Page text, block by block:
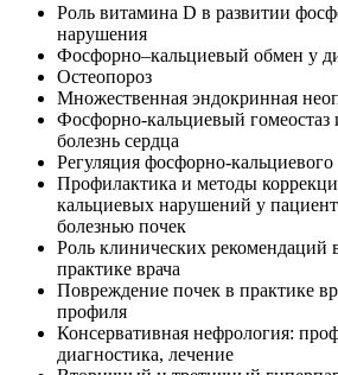
Роль витамина D в развитии
нарушения
Фосфорно–кальциевый обмен у
Остеопороз
Множественная эндокринная
Фосфорно-кальциевый гомеостаз
болезнь сердца
Регуляция фосфорно-кальциевого
Профилактика и методы
кальциевых нарушений у
болезнью почек
Роль клинических рекомендаций
практике врача
Повреждение почек в практике
профиля
Консервативная нефрология:
диагностика, лечение